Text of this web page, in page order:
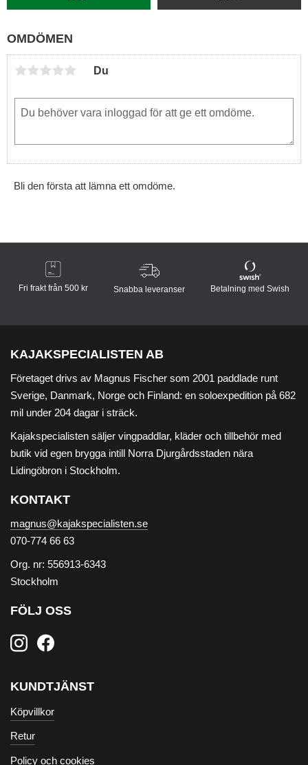
OMDÖMEN
Du
Bli den första att lämna ett omdöme.
Fri frakt från 500 kr Snabba leveranser Betalning med Swish
KAJAKSPECIALISTEN AB
Företaget drivs av Magnus Fischer som 2001 paddlade runt
Sverige, Danmark, Norge och Finland: en soloexpedition på 682
mil under 204 dagar i sträck.
Kajakspecialisten säljer vingpaddlar, kläder och tillbehör med
butik vid egen brygga intill Norra Djurgårdsstaden nära
Lidingöbron i Stockholm.
KONTAKT
magnus@kajakspecialisten.se
070-774 66 63
Org. nr: 556913-6343
Stockholm
FÖLJ OSS
KUNDTJÄNST
Köpvillkor
Retur
Policy och cookies